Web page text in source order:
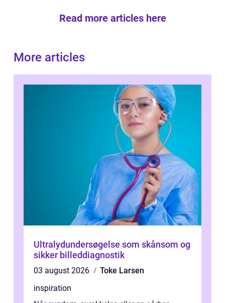
Read more articles here
More articles
Ultralydundersøgelse som skånsom og
sikker billeddiagnostik
03 august 2026
Toke Larsen
inspiration